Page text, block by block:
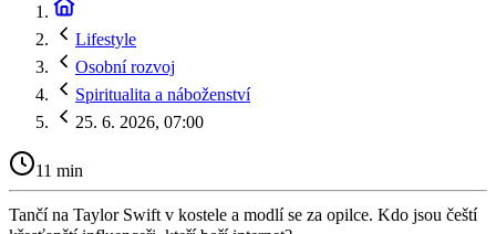
Lifestyle
Osobní rozvoj
Spiritualita a náboženství
25. 6. 2026, 07:00
11 min
Tančí na Taylor Swift v kostele a modlí se za opilce. Kdo jsou čeští